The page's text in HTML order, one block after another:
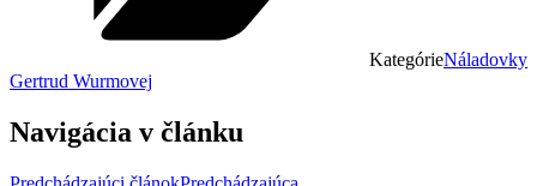
KategórieNáladovky
Gertrud Wurmovej
Navigácia v článku